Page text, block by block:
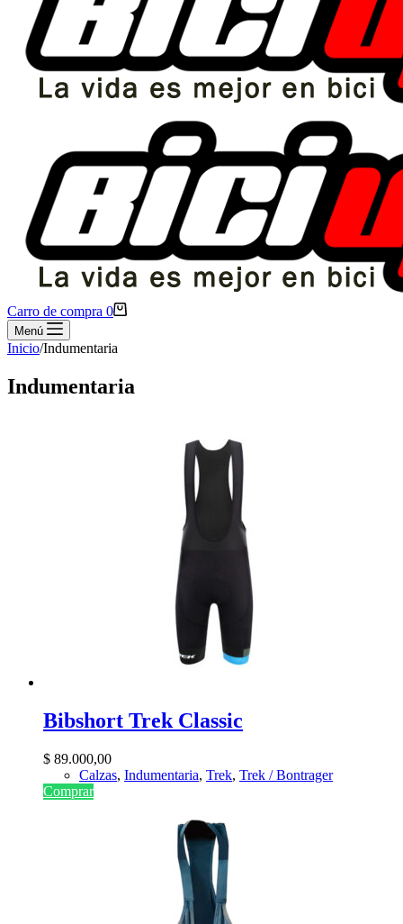
Carro de compra 0
Menú
Inicio/Indumentaria
Indumentaria
Bibshort Trek Classic
$ 89.000,00
Calzas, Indumentaria, Trek, Trek / Bontrager
Comprar